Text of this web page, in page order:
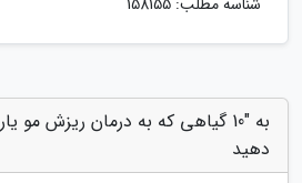
به "10 گیاهی که به درمان ریزش مو
دهید